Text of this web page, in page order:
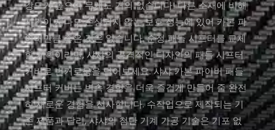
강도가 높으며 무게도 거의 없습니다! 다른 소재에 비해
시간이 지나도 손상되지 않는 보호 성능에 있어 카본 파
이버만큼 좋은 것은 없습니다. 순정 패들 시프터를 교체
할 계획이라면, 샤샤의 공격적인 디자인의 패들 시프터
커버로 번거로움을 덜어보세요. 샤샤 카본 파이버 패들
시프터 커버는 변속 경험을 더욱 즐겁게 만들어 줄 완전
히 새로운 경험을 선사합니다. 수작업으로 제작되는 기
존 제품과 달리, 샤샤의 첨단 기계 가공 기술은 기포 없